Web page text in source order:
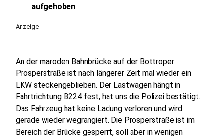
aufgehoben
Anzeige
An der maroden Bahnbrücke auf der Bottroper
Prosperstraße ist nach längerer Zeit mal wieder ein
LKW steckengeblieben. Der Lastwagen hängt in
Fahrtrichtung B224 fest, hat uns die Polizei bestätigt.
Das Fahrzeug hat keine Ladung verloren und wird
gerade wieder wegrangiert. Die Prosperstraße ist im
Bereich der Brücke gesperrt, soll aber in wenigen